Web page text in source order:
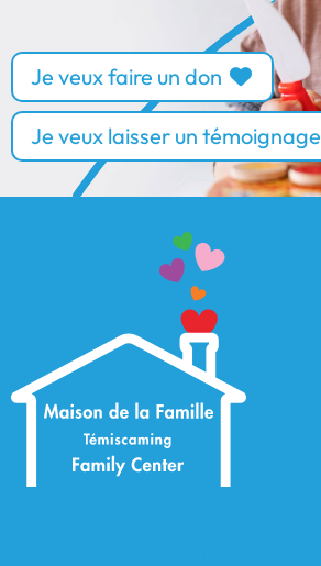
Je veux faire un don
Je veux laisser un témoignage